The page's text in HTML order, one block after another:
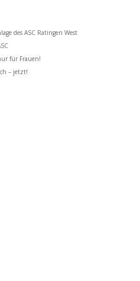
des ASC Ratingen West
für Frauen!
– jetzt!